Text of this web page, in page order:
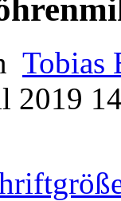
Tobias
2019